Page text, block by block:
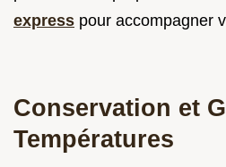
express pour accompagner
Conservation et
Températures